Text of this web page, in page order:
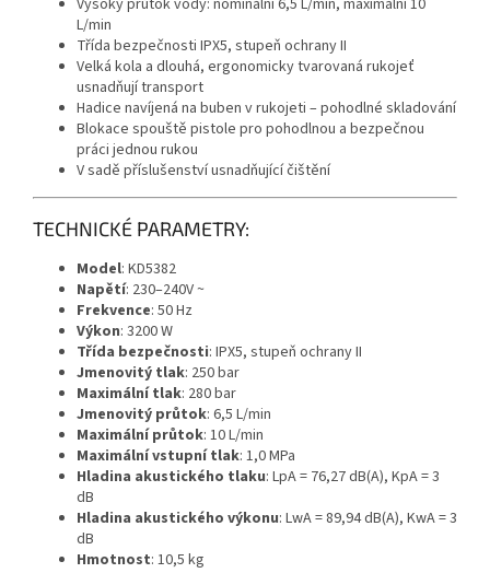
Vysoký průtok vody: nominální 6,5 L/min, maximální 10
L/min
Třída bezpečnosti IPX5, stupeň ochrany II
Velká kola a dlouhá, ergonomicky tvarovaná rukojeť
usnadňují transport
Hadice navíjená na buben v rukojeti – pohodlné skladování
Blokace spouště pistole pro pohodlnou a bezpečnou
práci jednou rukou
V sadě příslušenství usnadňující čištění
TECHNICKÉ PARAMETRY:
Model: KD5382
Napětí: 230–240V ~
Frekvence: 50 Hz
Výkon: 3200 W
Třída bezpečnosti: IPX5, stupeň ochrany II
Jmenovitý tlak: 250 bar
Maximální tlak: 280 bar
Jmenovitý průtok: 6,5 L/min
Maximální průtok: 10 L/min
Maximální vstupní tlak: 1,0 MPa
Hladina akustického tlaku: LpA = 76,27 dB(A), KpA = 3
dB
Hladina akustického výkonu: LwA = 89,94 dB(A), KwA = 3
dB
Hmotnost: 10,5 kg